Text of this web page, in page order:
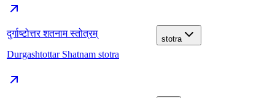
दुर्गाष्टोत्तर शतनाम स्तोत्रम्
Durgashtottar Shatnam stotra
stotra